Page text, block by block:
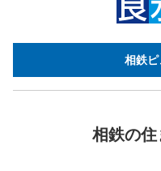
相鉄
相鉄の住